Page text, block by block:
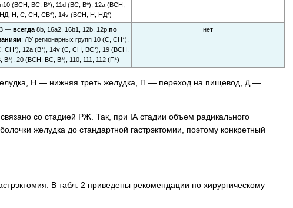
(ВСН, ВС, В*), 11d (ВС, В*), 12а (ВСН,
НД, Н, С, СН, СВ*), 14v (ВСН, Н, НД*)
— всегда8b, 16a2, 16b1, 12b, 12p;по
: ЛУ регионарных групп 10 (С, СН*),
СН*), 12a (В*), 14v (С, СН, ВС*), 19 (ВСН,
В*), 20 (ВСН, ВС, В*), 110, 111, 112 (П*)
нет
Н — нижняя треть желудка, П — переход на пищевод, Д —
со стадией РЖ. Так, при IА стадии объем радикального
желудка до стандартной ­гастрэктомии, поэтому конкретный
В табл. 2 приведены рекомендации по хирургическому